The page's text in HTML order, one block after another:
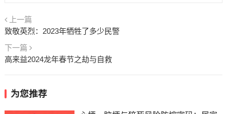
上一篇
致敬英烈：2023年牺牲了多少民警
下一篇
高来益2024龙年春节之劫与自救
为您推荐